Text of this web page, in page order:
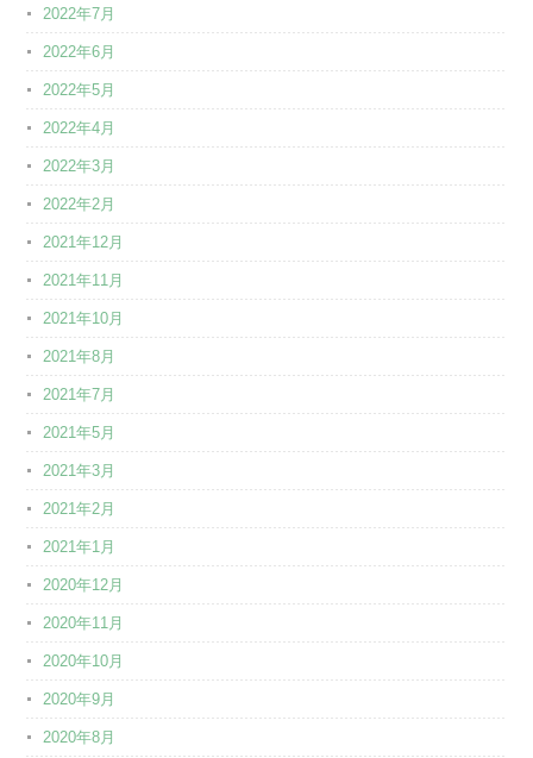
2022年7月
2022年6月
2022年5月
2022年4月
2022年3月
2022年2月
2021年12月
2021年11月
2021年10月
2021年8月
2021年7月
2021年5月
2021年3月
2021年2月
2021年1月
2020年12月
2020年11月
2020年10月
2020年9月
2020年8月